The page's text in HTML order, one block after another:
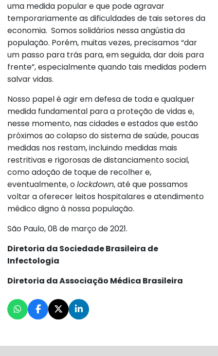
uma medida popular e que pode agravar
temporariamente as dificuldades de tais setores da
economia. Somos solidários nessa angústia da
população. Porém, muitas vezes, precisamos “dar
um passo para trás para, em seguida, dar dois para
frente”, especialmente quando tais medidas podem
salvar vidas.
Nosso papel é agir em defesa de toda e qualquer
medida fundamental para a proteção de vidas e,
nesse momento, nas cidades e estados que estão
próximos ao colapso do sistema de saúde, poucas
medidas nos restam, incluindo medidas mais
restritivas e rigorosas de distanciamento social,
como adoção de toque de recolher e,
eventualmente, olockdown, até que possamos
voltar a oferecer leitos hospitalares e atendimento
médico digno à nossa população.
São Paulo, 08 de março de 2021.
Diretoria da Sociedade Brasileira de
Infectologia
Diretoria da Associação Médica Brasileira